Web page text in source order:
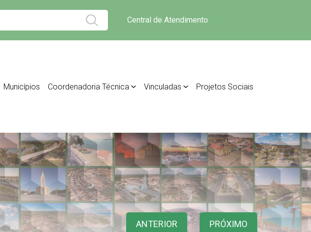
Central de Atendimento
Municípios Coordenadoria Técnica Vinculadas Projetos Sociais
ANTERIOR PRÓXIMO